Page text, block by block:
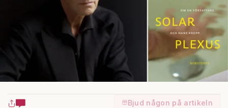
Bjud någon på artikeln